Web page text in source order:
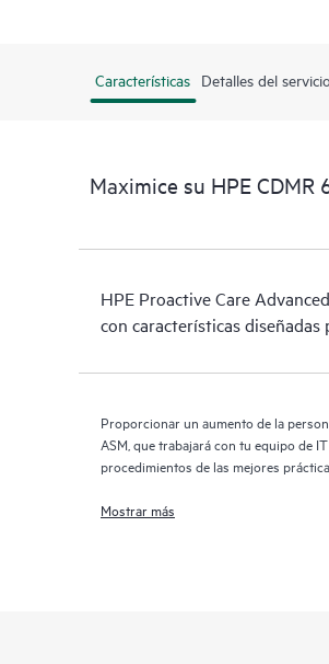
Características Detalles del servicio
Maximice su HPE CDMR
HPE Proactive Care
con características diseñadas
Proporcionar un aumento de la
ASM, que trabajará con tu equipo de
procedimientos de las mejores
Mostrar más